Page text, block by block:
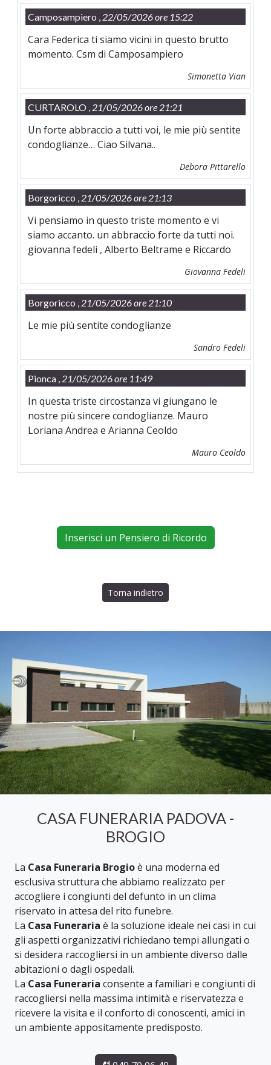
Camposampiero , 22/05/2026 ore 15:22
Cara Federica ti siamo vicini in questo brutto
momento. Csm di Camposampiero
Simonetta Vian
CURTAROLO , 21/05/2026 ore 21:21
Un forte abbraccio a tutti voi, le mie più sentite
condoglianze… Ciao Silvana..
Debora Pittarello
Borgoricco , 21/05/2026 ore 21:13
Vi pensiamo in questo triste momento e vi
siamo accanto. un abbraccio forte da tutti noi.
giovanna fedeli , Alberto Beltrame e Riccardo
Giovanna Fedeli
Borgoricco , 21/05/2026 ore 21:10
Le mie più sentite condoglianze
Sandro Fedeli
Pionca , 21/05/2026 ore 11:49
In questa triste circostanza vi giungano le
nostre più sincere condoglianze. Mauro
Loriana Andrea e Arianna Ceoldo
Mauro Ceoldo
Inserisci un Pensiero di Ricordo
Torna indietro
CASA FUNERARIA PADOVA -
BROGIO
La Casa Funeraria Brogioè una moderna ed
esclusiva struttura che abbiamo realizzato per
accogliere i congiunti del defunto in un clima
riservato in attesa del rito funebre.
La Casa Funeraria è la soluzione ideale nei casi in cui
gli aspetti organizzativi richiedano tempi allungati o
si desidera raccogliersi in un ambiente diverso dalle
abitazioni o dagli ospedali.
La Casa Funeraria consente a familiari e congiunti di
raccogliersi nella massima intimità e riservatezza e
ricevere la visita e il conforto di conoscenti, amici in
un ambiente appositamente predisposto.